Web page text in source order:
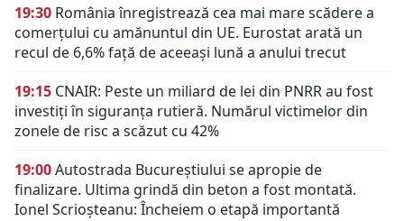
19:30 România înregistrează cea mai mare scădere a
comerțului cu amănuntul din UE. Eurostat arată un
recul de 6,6% față de aceeași lună a anului trecut
19:15 CNAIR: Peste un miliard de lei din PNRR au fost
investiți în siguranța rutieră. Numărul victimelor din
zonele de risc a scăzut cu 42%
19:00Autostrada Bucureștiului se apropie de
finalizare. Ultima grindă din beton a fost montată.
Ionel Scrioșteanu: Încheiem o etapă importantă